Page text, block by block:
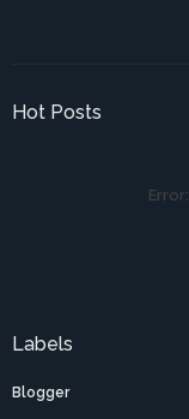
Hot Posts
Error:
Labels
Blogger